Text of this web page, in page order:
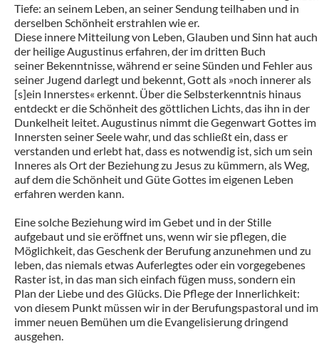
Tiefe: an seinem Leben, an seiner Sendung teilhaben und in
derselben Schönheit erstrahlen wie er.
Diese innere Mitteilung von Leben, Glauben und Sinn hat auch
der heilige Augustinus erfahren, der im dritten Buch
seiner Bekenntnisse, während er seine Sünden und Fehler aus
seiner Jugend darlegt und bekennt, Gott als »noch innerer als
[s]ein Innerstes« erkennt. Über die Selbsterkenntnis hinaus
entdeckt er die Schönheit des göttlichen Lichts, das ihn in der
Dunkelheit leitet. Augustinus nimmt die Gegenwart Gottes im
Innersten seiner Seele wahr, und das schließt ein, dass er
verstanden und erlebt hat, dass es notwendig ist, sich um sein
Inneres als Ort der Beziehung zu Jesus zu kümmern, als Weg,
auf dem die Schönheit und Güte Gottes im eigenen Leben
erfahren werden kann.
Eine solche Beziehung wird im Gebet und in der Stille
aufgebaut und sie eröffnet uns, wenn wir sie pflegen, die
Möglichkeit, das Geschenk der Berufung anzunehmen und zu
leben, das niemals etwas Auferlegtes oder ein vorgegebenes
Raster ist, in das man sich einfach fügen muss, sondern ein
Plan der Liebe und des Glücks. Die Pflege der Innerlichkeit:
von diesem Punkt müssen wir in der Berufungspastoral und im
immer neuen Bemühen um die Evangelisierung dringend
ausgehen.